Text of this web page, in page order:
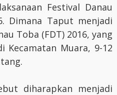
Festival Danau
Dimana Taput menjadi
Toba (FDT) 2016, yang
Kecamatan Muara, 9-12
diharapkan menjadi